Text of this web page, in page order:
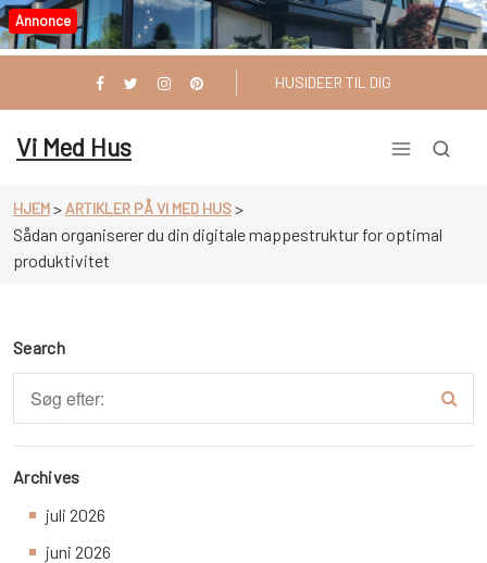
Videre
til
Annonce
HUSIDEER TIL DIG
Vi Med Hus
HJEM> ARTIKLER PÅ VI MED HUS>
Sådan organiserer du din digitale mappestruktur for optimal
produktivitet
Search
Archives
juli 2026
juni 2026